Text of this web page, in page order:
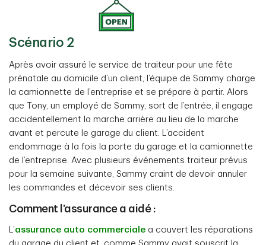
Scénario 2
Après avoir assuré le service de traiteur pour une fête
prénatale au domicile d’un client, l’équipe de Sammy charge
la camionnette de l’entreprise et se prépare à partir. Alors
que Tony, un employé de Sammy, sort de l’entrée, il engage
accidentellement la marche arrière au lieu de la marche
avant et percute le garage du client. L’accident
endommage à la fois la porte du garage et la camionnette
de l’entreprise. Avec plusieurs événements traiteur prévus
pour la semaine suivante, Sammy craint de devoir annuler
les commandes et décevoir ses clients.
Comment l’assurance a aidé :
L’assurance auto commerciale a couvert les réparations